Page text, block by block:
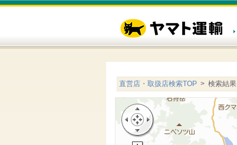
直営店・取扱店検索TOP > 検索結果